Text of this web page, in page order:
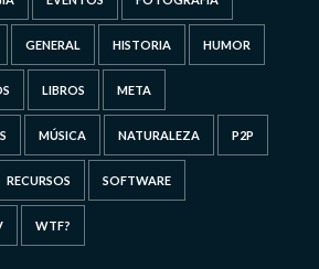
GENERAL HISTORIA HUMOR
LIBROS META
MÚSICA NATURALEZA P2P
RECURSOS SOFTWARE
WTF?